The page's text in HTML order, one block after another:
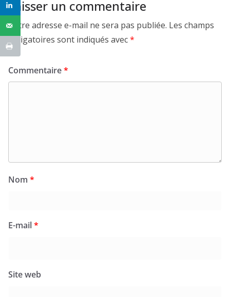
Laisser un commentaire
Votre adresse e-mail ne sera pas publiée. Les champs
obligatoires sont indiqués avec*
Commentaire*
Nom *
E-mail*
Site web